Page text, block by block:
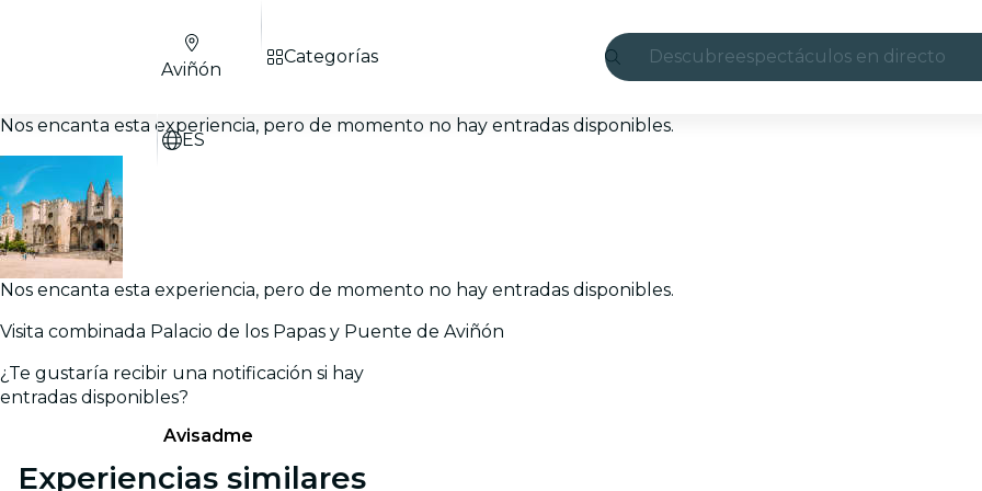
Descubreespectáculos en directo
Aviñón
ES
Categorías
Nos encanta esta experiencia, pero de momento no hay entradas disponibles.
Nos encanta esta experiencia, pero de momento no hay entradas disponibles.
Visita combinada Palacio de los Papas y Puente de Aviñón
¿Te gustaría recibir una notificación si hay
entradas disponibles?
Avisadme
Experiencias similares